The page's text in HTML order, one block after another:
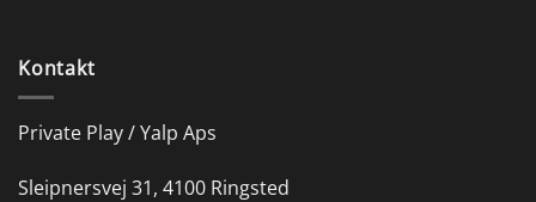
Kontakt
Private Play / Yalp Aps
Sleipnersvej 31, 4100 Ringsted